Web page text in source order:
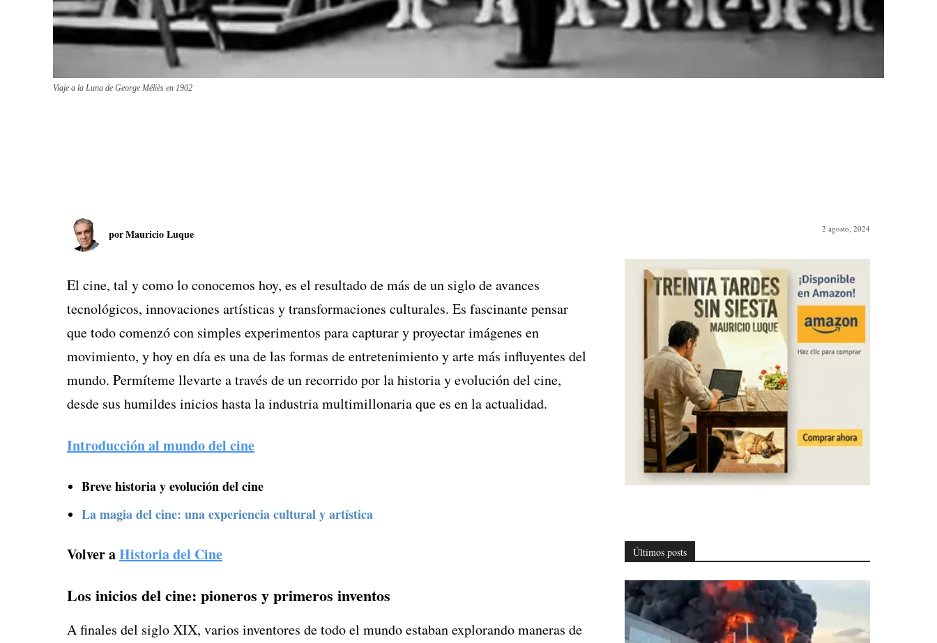
Viaje a la Luna de George Méliès en 1902
porMauricio Luque 2 agosto, 2024
El cine, tal y como lo conocemos hoy, es el resultado de más de un siglo de avances
tecnológicos, innovaciones artísticas y transformaciones culturales. Es fascinante pensar
que todo comenzó con simples experimentos para capturar y proyectar imágenes en
movimiento, y hoy en día es una de las formas de entretenimiento y arte más influyentes del
mundo. Permíteme llevarte a través de un recorrido por la historia y evolución del cine,
desde sus humildes inicios hasta la industria multimillonaria que es en la actualidad.
Introducción al mundo del cine
Breve historia y evolución del cine
La magia del cine: una experiencia cultural y artística
Volver aHistoria del Cine
Los inicios del cine: pioneros y primeros inventos
A finales del siglo XIX, varios inventores de todo el mundo estaban explorando maneras de
Últimos posts